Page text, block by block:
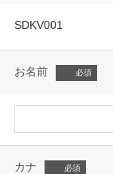
SDKV001
お名前
カナ